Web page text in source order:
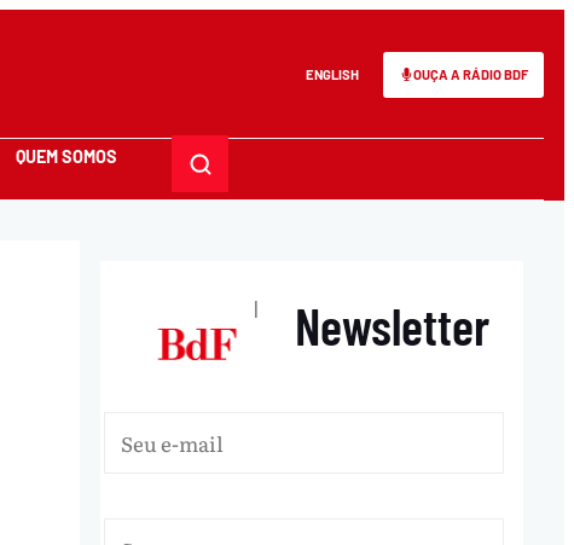
ENGLISH OUÇA A RÁDIO BDF
QUEM SOMOS
| Newsletter